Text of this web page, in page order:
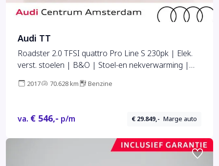
Audi TT
Roadster 2.0 TFSI quattro Pro Line S 230pk | Elek.
verst. stoelen | B&O | Stoel-en nekverwarming |
2017 70.628 km Benzine
va. € 546,- p/m € 29.849,- Marge auto